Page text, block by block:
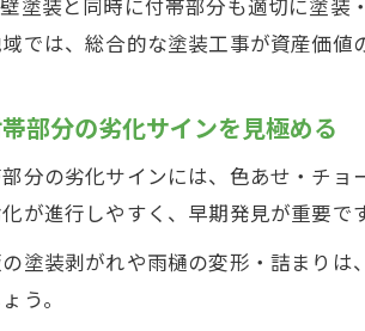
では、総合的な塗装工事が資産価値
部分の劣化サインを見極める
分の劣化サインには、色あせ・チ
が進行しやすく、早期発見が重要です
塗装剥がれや雨樋の変形・詰まり
う。